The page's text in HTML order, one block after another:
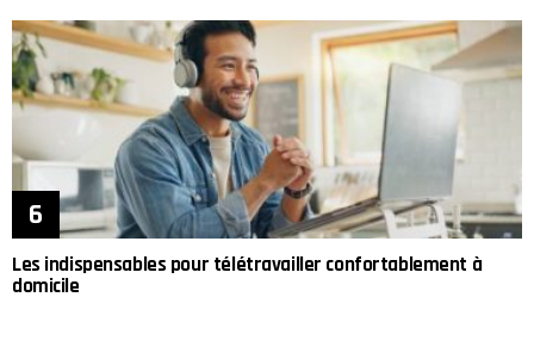
Les indispensables pour télétravailler confortablement à
domicile